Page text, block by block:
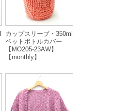
カップスリーブ・350ml
ペットボトルカバー
【MO205-23AW】
【monthly】